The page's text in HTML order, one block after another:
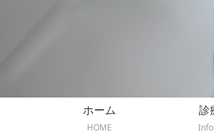
ホーム
HOME
診